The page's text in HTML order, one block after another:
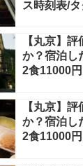
ス時刻表/タ
【丸京】
か？宿泊し
2食11000円
【丸京】
か？宿泊し
2食11000円